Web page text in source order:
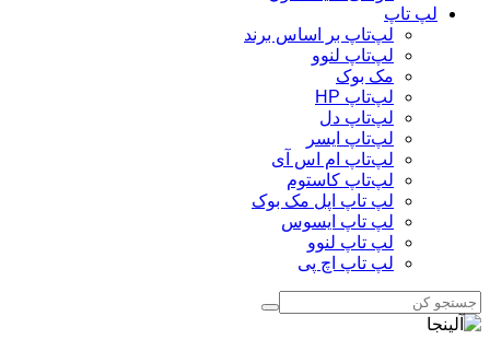
لپ تاپ
لپ‌تاپ بر اساس برند
لپ‌تاپ لنوو
مک بوک
لپ‌تاپ HP
لپ‌تاپ دل
لپ‌تاپ ایسر
لپ‌تاپ ام اس آی
لپ‌تاپ کاستوم
لپ تاپ اپل مک بوک
لپ تاپ ایسوس
لپ تاپ لنوو
لپ تاپ اچ پی